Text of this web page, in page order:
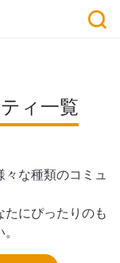
ュニティ一覧
ィ一覧
な種類のコミュ
にぴったりのも